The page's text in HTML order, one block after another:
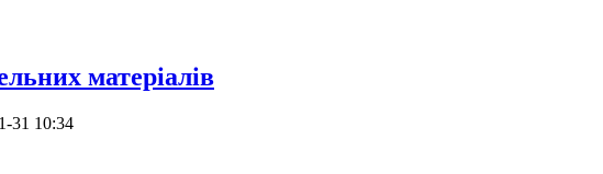
матеріалів
31 10:34